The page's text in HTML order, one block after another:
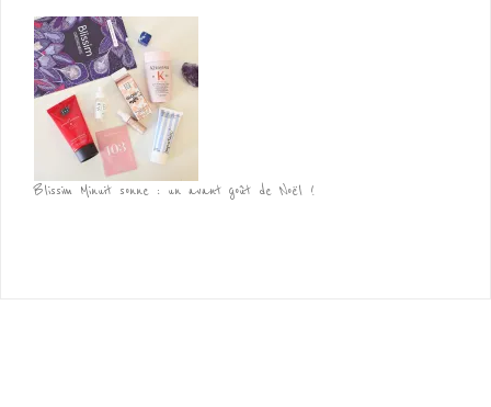
Blissim Minuit sonne : un avant goût de Noël !